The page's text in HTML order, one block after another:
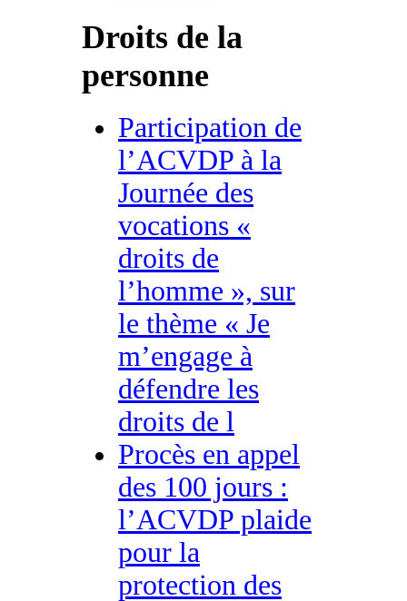
Droits de la
personne
Participation de
l’ACVDP à la
Journée des
vocations «
droits de
l’homme », sur
le thème « Je
m’engage à
défendre les
droits de l
Procès en appel
des 100 jours :
l’ACVDP plaide
pour la
protection des